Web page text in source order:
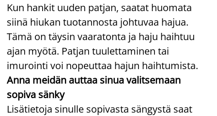
Kun hankit uuden patjan, saatat huomata
siinä hiukan tuotannosta johtuvaa hajua.
Tämä on täysin vaaratonta ja haju haihtuu
ajan myötä. Patjan tuulettaminen tai
imurointi voi nopeuttaa hajun haihtumista.
Anna meidän auttaa sinua valitsemaan
sopiva sänky
Lisätietoja sinulle sopivasta sängystä saat